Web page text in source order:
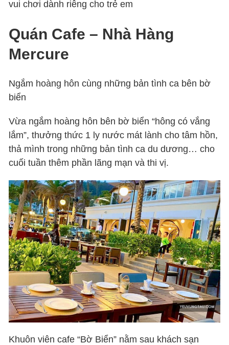
vui chơi dành riêng cho trẻ em
Quán Cafe – Nhà Hàng
Mercure
Ngắm hoàng hôn cùng những bản tình ca bên bờ
biển
Vừa ngắm hoàng hôn bên bờ biển “hông có vắng
lắm”, thưởng thức 1 ly nước mát lành cho tâm hồn,
thả mình trong những bản tình ca du dương… cho
cuối tuần thêm phần lãng mạn và thi vị.
Khuôn viên cafe “Bờ Biển” nằm sau khách sạn